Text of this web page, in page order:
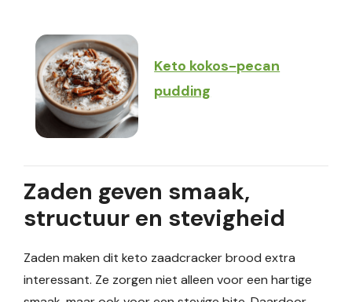
Keto kokos-pecan
pudding
Zaden geven smaak,
structuur en stevigheid
Zaden maken dit keto zaadcracker brood extra
interessant. Ze zorgen niet alleen voor een hartige